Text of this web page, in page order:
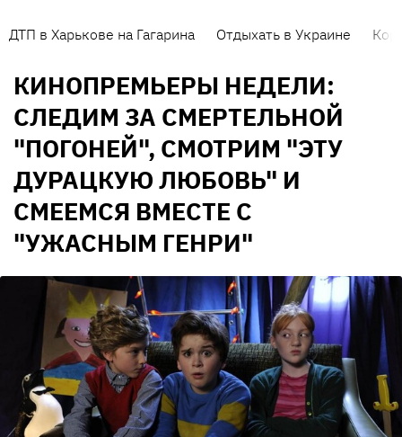
ДТП в Харькове на Гагарина Отдыхать в Украине
КИНОПРЕМЬЕРЫ НЕДЕЛИ:
СЛЕДИМ ЗА СМЕРТЕЛЬНОЙ
"ПОГОНЕЙ", СМОТРИМ "ЭТУ
ДУРАЦКУЮ ЛЮБОВЬ" И
СМЕЕМСЯ ВМЕСТЕ С
"УЖАСНЫМ ГЕНРИ"